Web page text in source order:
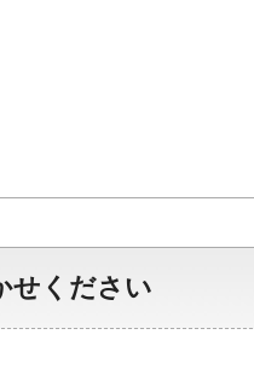
せください